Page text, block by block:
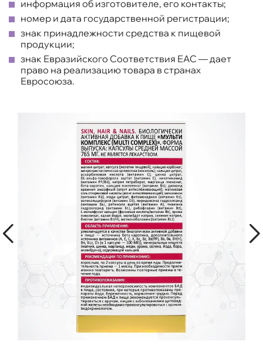
информация об изготовителе, его контакты;
номер и дата государственной регистрации;
знак принадлежности средства к пищевой
продукции;
знак Евразийского Соответствия ЕАС — дает
право на реализацию товара в странах
Евросоюза.